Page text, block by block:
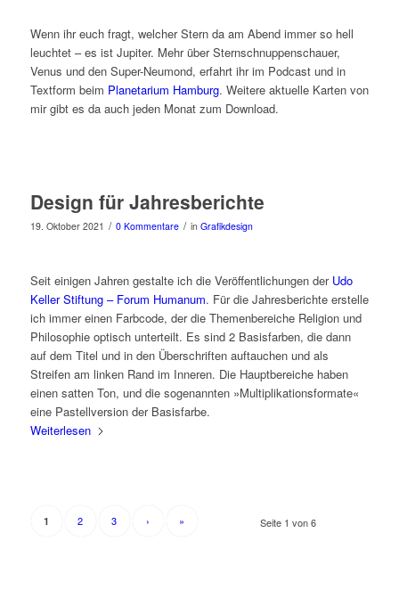
Wenn ihr euch fragt, welcher Stern da am Abend immer so hell
leuchtet – es ist Jupiter. Mehr über Sternschnuppenschauer,
Venus und den Super-Neumond, erfahrt ihr im Podcast und in
Textform beim Planetarium Hamburg. Weitere aktuelle Karten von
mir gibt es da auch jeden Monat zum Download.
Design für Jahresberichte
19. Oktober 2021 / 0 Kommentare / in Grafikdesign
Seit einigen Jahren gestalte ich die Veröffentlichungen der Udo
Keller Stiftung – Forum Humanum. Für die Jahresberichte erstelle
ich immer einen Farbcode, der die Themenbereiche Religion und
Philosophie optisch unterteilt. Es sind 2 Basisfarben, die dann
auf dem Titel und in den Überschriften auftauchen und als
Streifen am linken Rand im Inneren. Die Hauptbereiche haben
einen satten Ton, und die sogenannten »Multiplikationsformate«
eine Pastellversion der Basisfarbe.
Weiterlesen
Seite 1 von 6
1 2 3 › »